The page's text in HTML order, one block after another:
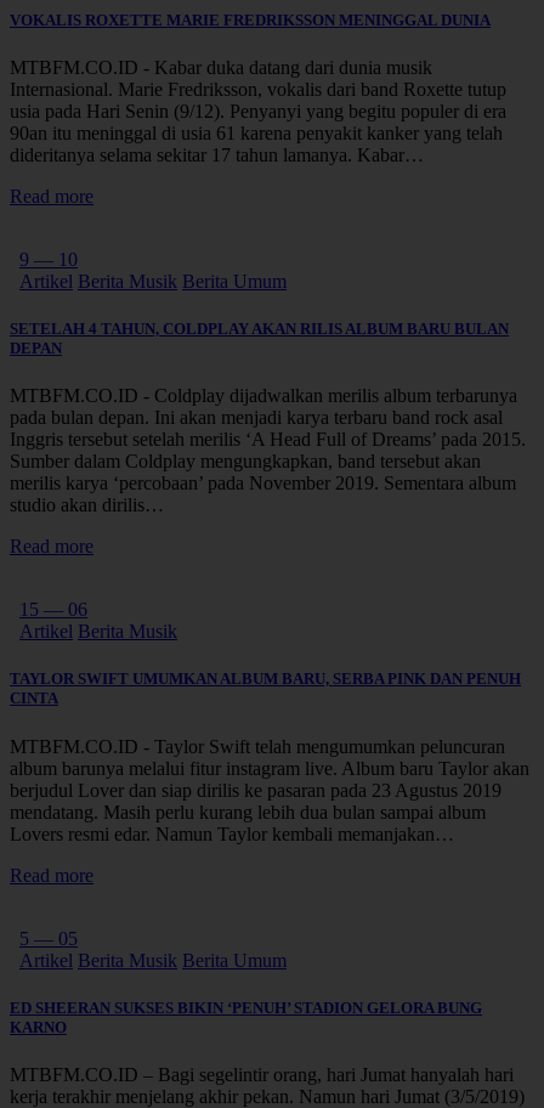
VOKALIS ROXETTE MARIE FREDRIKSSON MENINGGAL DUNIA
MTBFM.CO.ID - Kabar duka datang dari dunia musik
Internasional. Marie Fredriksson, vokalis dari band Roxette tutup
usia pada Hari Senin (9/12). Penyanyi yang begitu populer di era
90an itu meninggal di usia 61 karena penyakit kanker yang telah
dideritanya selama sekitar 17 tahun lamanya. Kabar…
Read more
9 — 10
Artikel Berita Musik Berita Umum
SETELAH 4 TAHUN, COLDPLAY AKAN RILIS ALBUM BARU BULAN
DEPAN
MTBFM.CO.ID - Coldplay dijadwalkan merilis album terbarunya
pada bulan depan. Ini akan menjadi karya terbaru band rock asal
Inggris tersebut setelah merilis ‘A Head Full of Dreams’ pada 2015.
Sumber dalam Coldplay mengungkapkan, band tersebut akan
merilis karya ‘percobaan’ pada November 2019. Sementara album
studio akan dirilis…
Read more
15 — 06
Artikel Berita Musik
TAYLOR SWIFT UMUMKAN ALBUM BARU, SERBA PINK DAN PENUH
CINTA
MTBFM.CO.ID - Taylor Swift telah mengumumkan peluncuran
album barunya melalui fitur instagram live. Album baru Taylor akan
berjudul Lover dan siap dirilis ke pasaran pada 23 Agustus 2019
mendatang. Masih perlu kurang lebih dua bulan sampai album
Lovers resmi edar. Namun Taylor kembali memanjakan…
Read more
5 — 05
Artikel Berita Musik Berita Umum
ED SHEERAN SUKSES BIKIN ‘PENUH’ STADION GELORA BUNG
KARNO
MTBFM.CO.ID – Bagi segelintir orang, hari Jumat hanyalah hari
kerja terakhir menjelang akhir pekan. Namun hari Jumat (3/5/2019)